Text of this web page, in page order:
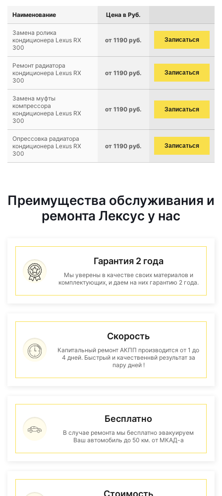
Наименование Цена в Руб.
Замена ролика
кондиционера Lexus RX
300
от 1190 руб. Записаться
Ремонт радиатора
кондиционера Lexus RX
300
от 1190 руб. Записаться
Замена муфты
компрессора
кондиционера Lexus RX
300
от 1190 руб. Записаться
Опрессовка радиатора
кондиционера Lexus RX
300
от 1190 руб. Записаться
Преимущества обслуживания и
ремонта Лексус у нас
Гарантия 2 года
Мы уверены в качестве своих материалов и
комплектующих, и даем на них гарантию 2 года.
Скорость
Капитальный ремонт АКПП производится от 1 до
4 дней. Быстрый и качественнвй результат за
пару дней !
Бесплатно
В случае ремонта мы бесплатно эвакуируем
Ваш автомобиль до 50 км. от МКАД-а
Стоимость